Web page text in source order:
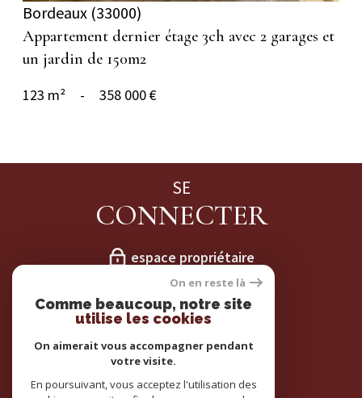
Bordeaux (33000)
Appartement dernier étage 3ch avec 2 garages et
un jardin de 150m2
123 m² - 358 000 €
SE
CONNECTER
espace propriétaire
NOS
ADHÉRENTS
On en reste là
Comme beaucoup, notre site
utilise les cookies
On aimerait vous accompagner pendant
votre visite.
En poursuivant, vous acceptez l'utilisation des